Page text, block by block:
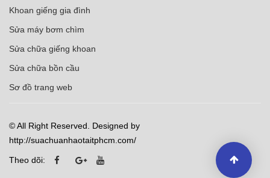
Khoan giếng gia đình
Sửa máy bơm chìm
Sửa chữa giếng khoan
Sửa chữa bồn cầu
Sơ đồ trang web
© All Right Reserved. Designed by
http://suachuanhaotaitphcm.com/
Theo dõi: